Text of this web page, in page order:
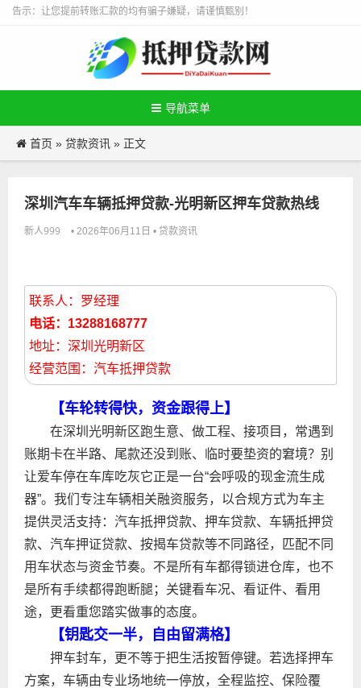
告示：让您提前转账汇款的均有骗子嫌疑，请谨慎甄别！
导航菜单
首页 » 贷款资讯 » 正文
深圳汽车车辆抵押贷款-光明新区押车贷款热线
新人999 • 2026年06月11日 • 贷款资讯
联系人：罗经理
电话：13288168777
地址：深圳光明新区
经营范围：汽车抵押贷款
【车轮转得快，资金跟得上】
在深圳光明新区跑生意、做工程、接项目，常遇到
账期卡在半路、尾款还没到账、临时要垫资的窘境？别
让爱车停在车库吃灰它正是一台“会呼吸的现金流生成
器”。我们专注车辆相关融资服务，以合规方式为车主
提供灵活支持：汽车抵押贷款、押车贷款、车辆抵押贷
款、汽车押证贷款、按揭车贷款等不同路径，匹配不同
用车状态与资金节奏。不是所有车都得锁进仓库，也不
是所有手续都得跑断腿；关键看车况、看证件、看用
途，更看重您踏实做事的态度。
【钥匙交一半，自由留满格】
押车封车，更不等于把生活按暂停键。若选择押车
方案，车辆由专业场地统一停放，全程监控、保险覆